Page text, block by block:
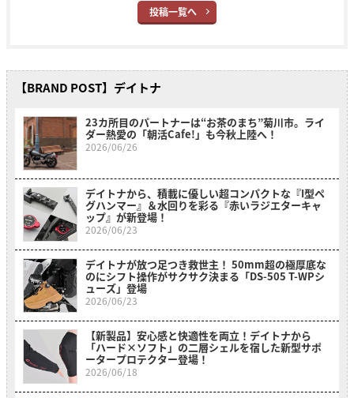
投稿一覧へ
【BRAND POST】デイトナ
23カ所目のパートナーは“お茶のまち”菊川市。ライ
ダー熱愛の「朝活Cafe!」も今秋上陸へ！
2026/06/26
デイトナから、積載に優しい超コンパクトな『I型ペ
グハンマー』＆水回りを彩る『赤いラジエターキャ
ップ』が新登場！
2026/06/23
デイトナが放つ足つき救世主！ 50mm超の極厚底な
のにシフト操作がサクサク決まる「DS-505 T-WPシ
ューズ」登場
2026/06/23
【新製品】安心感と快適性を両立！デイトナから
「ハード×ソフト」の二層シェルを宿した新型サポ
ータープロテクター登場！
2026/06/18